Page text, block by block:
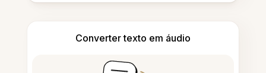
Converter texto em áudio